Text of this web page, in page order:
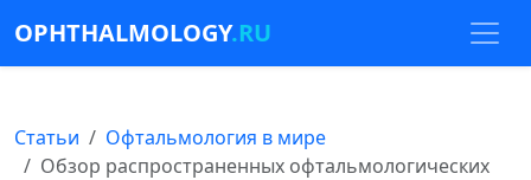
OPHTHALMOLOGY.RU
Статьи
Офтальмология в мире
Обзор распространенных офтальмологических